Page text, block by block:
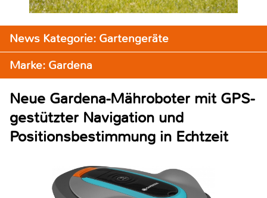
News Kategorie: Gartengeräte
Marke: Gardena
Neue Gardena-Mähroboter mit GPS-
gestützter Navigation und
Positionsbestimmung in Echtzeit